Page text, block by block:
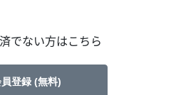
でない方はこちら
登録 (無料)